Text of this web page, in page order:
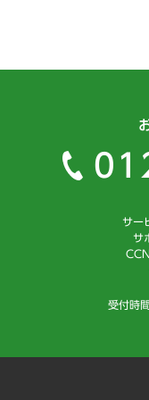
サー
サ
受付時